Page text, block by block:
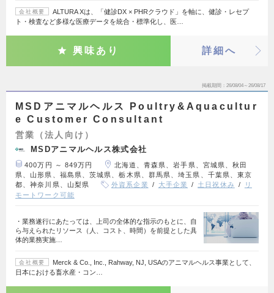
会社概要
ALTURA Xは、「健診DX × PHRクラウド」を軸に、健診・レセプ
ト・検査など多様な医療データを統合・標準化し、医…
興味あり 詳細へ
掲載期間 26/08/04～26/08/17
MSDアニマルヘルス Poultry&Aquacultur
e Customer Consultant
営業（法人向け）
MSDアニマルヘルス株式会社
400万円 ～ 849万円
北海道、青森県、岩手県、宮城県、秋田
県、山形県、福島県、茨城県、栃木県、群馬県、埼玉県、千葉県、東京
都、神奈川県、山梨県
外資系企業 大手企業 土日祝休み
リ
モートワーク可能
・業務遂行にあたっては、上司の全体的な指示のもとに、自
ら与えられたリソース（人、コスト、時間）を前提とした具
体的業務実施…
会社概要
Merck & Co., Inc., Rahway, NJ, USAのアニマルヘルス事業として、
日本における畜水産・コン…